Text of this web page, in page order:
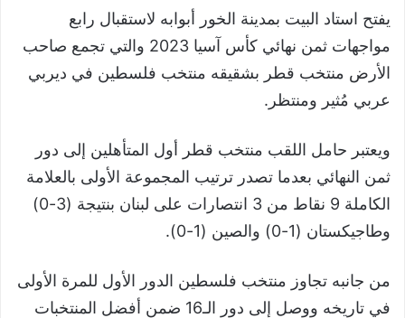
يفتح استاد البيت بمدينة الخور أبوابه لاستقبال رابع
مواجهات ثمن نهائي كأس آسيا 2023 والتي تجمع صاحب
الأرض منتخب قطر بشقيقه منتخب فلسطين في ديربي
عربي مُثير ومنتظر.
ويعتبر حامل اللقب منتخب قطر أول المتأهلين إلى دور
ثمن النهائي بعدما تصدر ترتيب المجموعة الأولى بالعلامة
الكاملة 9 نقاط من 3 انتصارات على لبنان بنتيجة (3-0)
وطاجيكستان (1-0) والصين (1-0).
من جانبه تجاوز منتخب فلسطين الدور الأول للمرة الأولى
في تاريخه ووصل إلى دور الـ16 ضمن أفضل المنتخبات